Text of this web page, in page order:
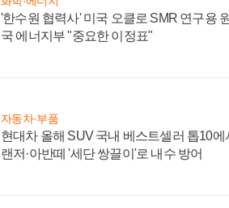
'한수원 협력사' 미국 오클로 SMR 연구용
국 에너지부 "중요한 이정표"
자동차·부품
현대차 올해 SUV 국내 베스트셀러 톱10
랜저·아반떼 '세단 쌍끌이'로 내수 방어